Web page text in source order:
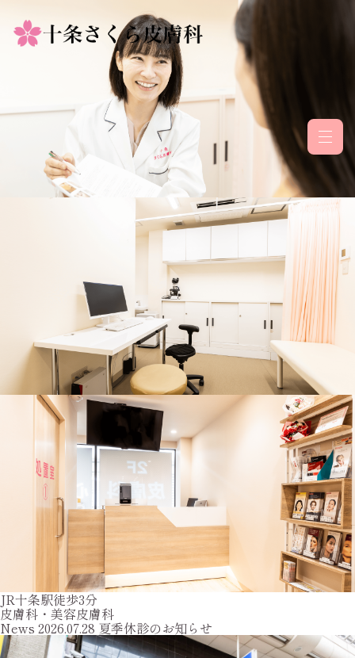
JR十条駅徒歩3分
皮膚科・美容皮膚科
News 2026.07.28 夏季休診のお知らせ